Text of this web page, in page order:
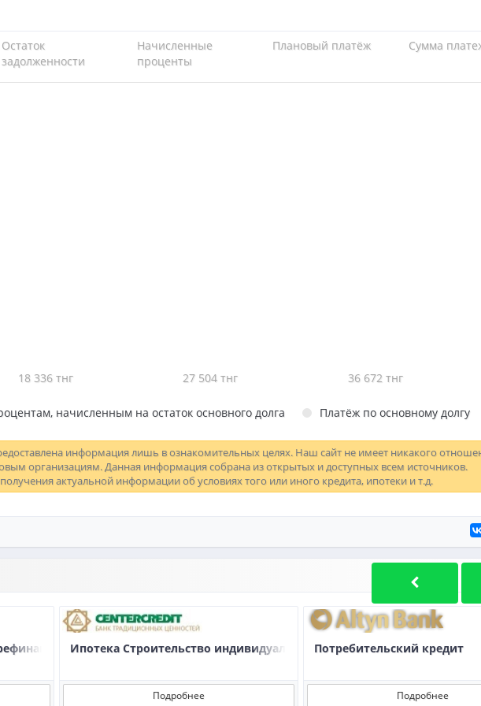
Остаток
задолженности
Начисленные
проценты
Плановый платёж Сумма
18 336 тнг 27 504 тнг 36 672 тнг
начисленным на остаток основного долга Платёж по основному долгу
информация лишь в ознакомительных целях. Наш сайт не имеет никакого
организациям. Данная информация собрана из открытых и доступных всем источников.
актуальной информации об условиях того или иного кредита, ипотеки и т.д.
ипотечных жилищных займов/ипотечных займов
Ипотека Строительство индивидуального жилья
Подробнее
Потребительский кредит
Подробнее